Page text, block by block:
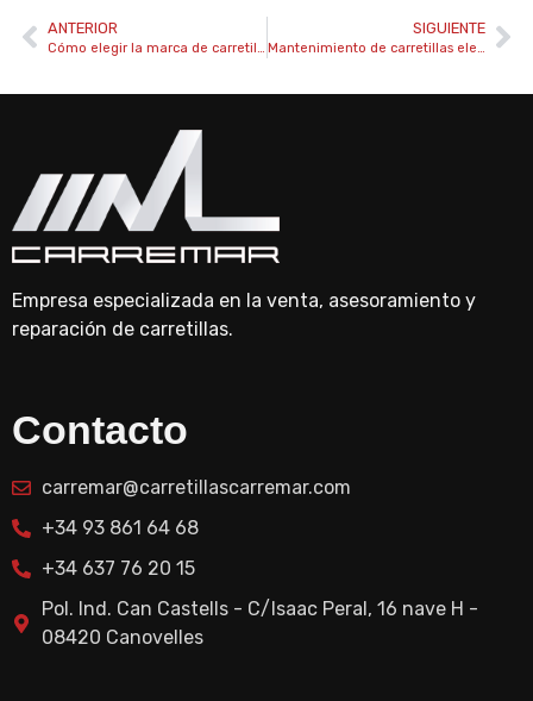
ANTERIOR
Cómo elegir la marca de carretilla elevadora para tu empresa
SIGUIENTE
Mantenimiento de carretillas elevadoras: guía completa
Empresa especializada en la venta, asesoramiento y
reparación de carretillas.
Contacto
carremar@carretillascarremar.com
+34 93 861 64 68
+34 637 76 20 15
Pol. Ind. Can Castells - C/Isaac Peral, 16 nave H -
08420 Canovelles